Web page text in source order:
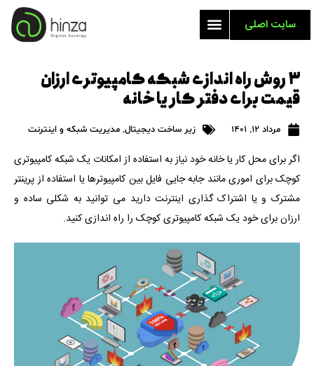
سایت اصلی
۳ روش راه اندازی شبکه کامپیوتری ارزان
قیمت برای دفتر کار یا خانه
مرداد 12, 1401 زیر ساخت دیجیتال, مدیریت شبکه و اینترنت
اگر برای محل کار یا خانه خود نیاز به استفاده از امکانات یک شبکه کامپیوتری
کوچک برای اموری مانند جابه جایی فایل بین کامپیوترها یا استفاده از پرینتر
مشترک و یا اشتراک گذاری اینترنت دارید می توانید به شکلی ساده و
ارزان برای خود یک شبکه کامپیوتری کوچک را راه اندازی کنید.